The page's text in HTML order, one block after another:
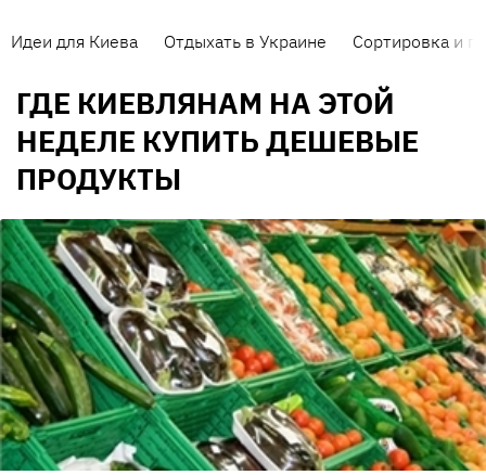
Идеи для Киева Отдыхать в Украине Сортировка и
ГДЕ КИЕВЛЯНАМ НА ЭТОЙ
НЕДЕЛЕ КУПИТЬ ДЕШЕВЫЕ
ПРОДУКТЫ